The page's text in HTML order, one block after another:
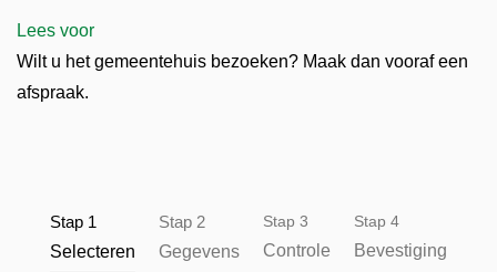
Lees voor
Wilt u het gemeentehuis bezoeken? Maak dan vooraf een
afspraak.
Stap 1
Selecteren
Stap 2
Gegevens
Stap 3
Controle
Stap 4
Bevestiging